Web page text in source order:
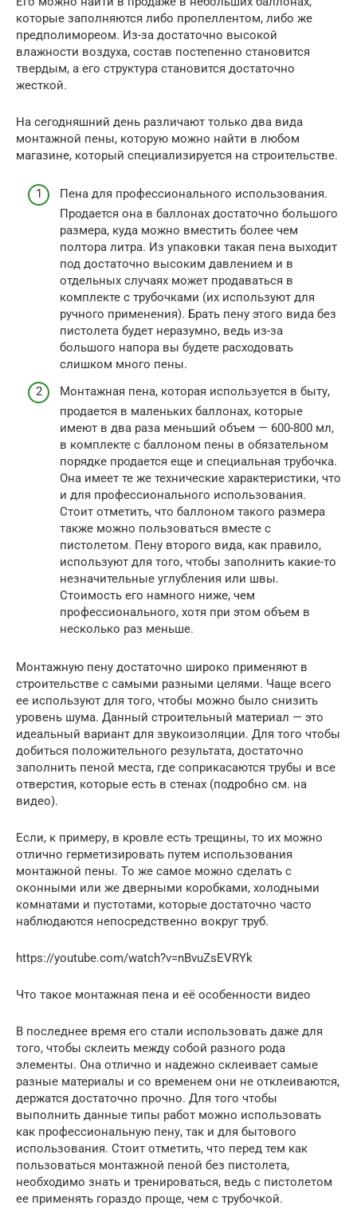
которые заполняются либо пропеллентом, либо же
предполимореом. Из-за достаточно высокой
влажности воздуха, состав постепенно становится
твердым, а его структура становится достаточно
жесткой.
На сегодняшний день различают только два вида
монтажной пены, которую можно найти в любом
магазине, который специализируется на строительстве.
Пена для профессионального использования.
Продается она в баллонах достаточно большого
размера, куда можно вместить более чем
полтора литра. Из упаковки такая пена выходит
под достаточно высоким давлением и в
отдельных случаях может продаваться в
комплекте с трубочками (их используют для
ручного применения). Брать пену этого вида без
пистолета будет неразумно, ведь из-за
большого напора вы будете расходовать
слишком много пены.
Монтажная пена, которая используется в быту,
продается в маленьких баллонах, которые
имеют в два раза меньший объем — 600-800 мл,
в комплекте с баллоном пены в обязательном
порядке продается еще и специальная трубочка.
Она имеет те же технические характеристики, что
и для профессионального использования.
Стоит отметить, что баллоном такого размера
также можно пользоваться вместе с
пистолетом. Пену второго вида, как правило,
используют для того, чтобы заполнить какие-то
незначительные углубления или швы.
Стоимость его намного ниже, чем
профессионального, хотя при этом объем в
несколько раз меньше.
Монтажную пену достаточно широко применяют в
строительстве с самыми разными целями. Чаще всего
ее используют для того, чтобы можно было снизить
уровень шума. Данный строительный материал — это
идеальный вариант для звукоизоляции. Для того чтобы
добиться положительного результата, достаточно
заполнить пеной места, где соприкасаются трубы и все
отверстия, которые есть в стенах (подробно см. на
видео).
Если, к примеру, в кровле есть трещины, то их можно
отлично герметизировать путем использования
монтажной пены. То же самое можно сделать с
оконными или же дверными коробками, холодными
комнатами и пустотами, которые достаточно часто
наблюдаются непосредственно вокруг труб.
https://youtube.com/watch?v=nBvuZsEVRYk
Что такое монтажная пена и её особенности видео
В последнее время его стали использовать даже для
того, чтобы склеить между собой разного рода
элементы. Она отлично и надежно склеивает самые
разные материалы и со временем они не отклеиваются,
держатся достаточно прочно. Для того чтобы
выполнить данные типы работ можно использовать
как профессиональную пену, так и для бытового
использования. Стоит отметить, что перед тем как
пользоваться монтажной пеной без пистолета,
необходимо знать и тренироваться, ведь с пистолетом
ее применять гораздо проще, чем с трубочкой.